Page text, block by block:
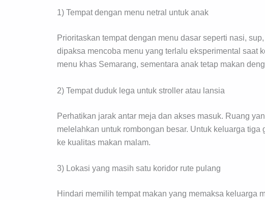
1) Tempat dengan menu netral untuk anak
Prioritaskan tempat dengan menu dasar seperti nasi,
dipaksa mencoba menu yang terlalu eksperimental saat
menu khas Semarang, sementara anak tetap makan
2) Tempat duduk lega untuk stroller atau lansia
Perhatikan jarak antar meja dan akses masuk. Ruang
melelahkan untuk rombongan besar. Untuk keluarga
ke kualitas makan malam.
3) Lokasi yang masih satu koridor rute pulang
Hindari memilih tempat makan yang memaksa keluarga